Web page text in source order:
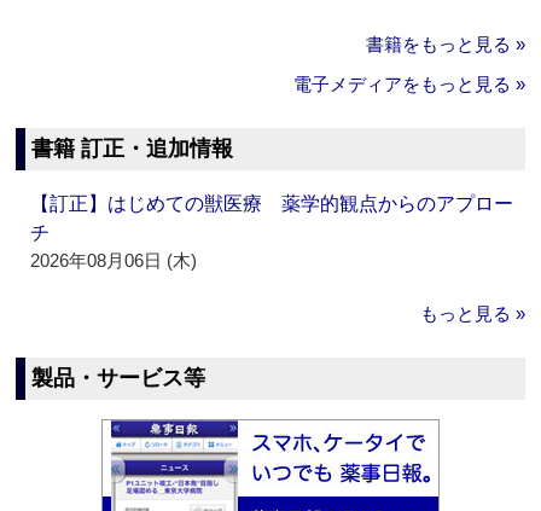
書籍をもっと見る »
電子メディアをもっと見る »
書籍 訂正・追加情報
【訂正】はじめての獣医療 薬学的観点からのアプロー
チ
2026年08月06日 (木)
もっと見る »
製品・サービス等